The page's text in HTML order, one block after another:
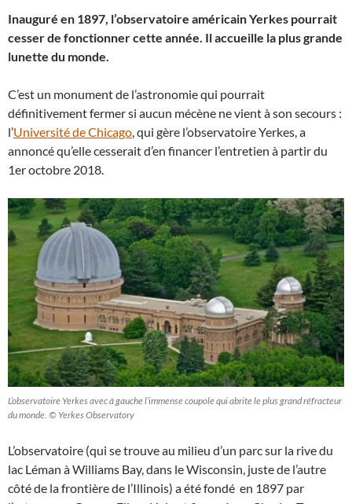
Inauguré en 1897, l’observatoire américain Yerkes pourrait
cesser de fonctionner cette année. Il accueille la plus grande
lunette du monde.
C’est un monument de l’astronomie qui pourrait
définitivement fermer si aucun mécène ne vient à son secours :
l’Université de Chicago , qui gère l’observatoire Yerkes, a
annoncé qu’elle cesserait d’en financer l’entretien à partir du
1er octobre 2018.
L’observatoire Yerkes avec à gauche l’immense coupole qui abrite le plus grand réfracteur
du monde. © Yerkes Observatory
L’observatoire (qui se trouve au milieu d’un parc sur la rive du
lac Léman à Williams Bay, dans le Wisconsin, juste de l’autre
côté de la frontière de l’Illinois) a été fondé en 1897 par